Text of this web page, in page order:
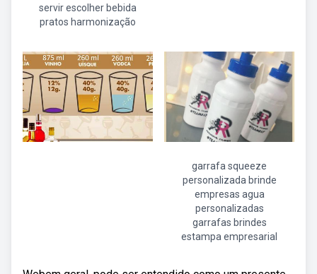
servir escolher bebida
pratos harmonização
garrafa squeeze
personalizada brinde
empresas agua
personalizadas
garrafas brindes
estampa empresarial